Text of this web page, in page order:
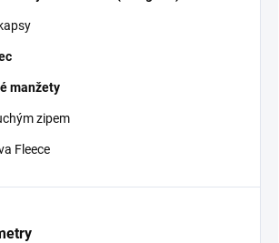
manžety
zipem
Fleece